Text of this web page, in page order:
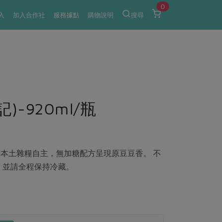
加入合作社 服務據點 購物說明 搜尋
0
)-920ml/瓶
土雜糧自主，無加糖配方呈現原豆豆香。 不
請全程保持冷藏。